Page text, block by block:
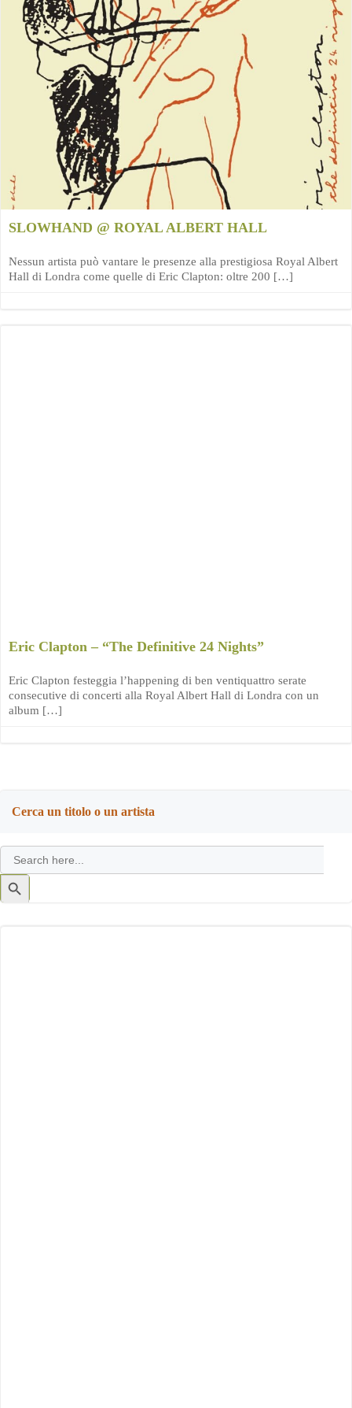
SLOWHAND @ ROYAL ALBERT HALL
Nessun artista può vantare le presenze alla prestigiosa Royal Albert
Hall di Londra come quelle di Eric Clapton: oltre 200 […]
Eric Clapton – “The Definitive 24 Nights”
Eric Clapton festeggia l’happening di ben ventiquattro serate
consecutive di concerti alla Royal Albert Hall di Londra con un
album […]
Cerca un titolo o un artista
Search
for:
Search
Button